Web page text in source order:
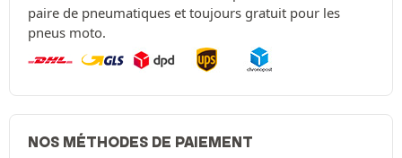
paire de pneumatiques et toujours gratuit pour les
pneus moto.
NOS MÉTHODES DE PAIEMENT